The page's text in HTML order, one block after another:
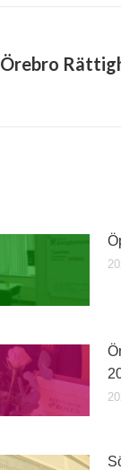
Örebro